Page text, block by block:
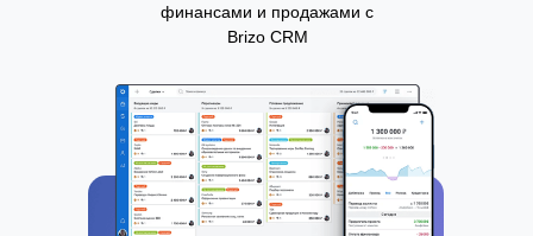
финансами и продажами с
Brizo CRM